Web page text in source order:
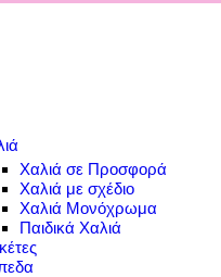
Χαλιά σε Προσφορά
Χαλιά με σχέδιο
Χαλιά Μονόχρωμα
Παιδικά Χαλιά